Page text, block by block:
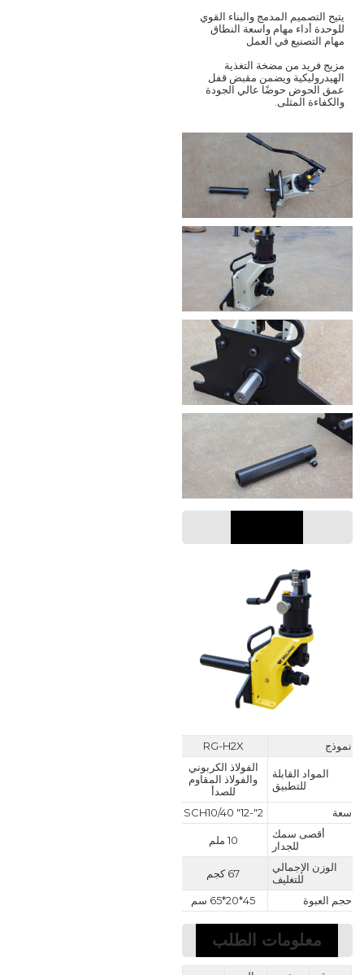
يتيح التصميم المدمج والبناء القوي
للوحدة أداء مهام واسعة النطاق
مهام التصنيع في العمل
مزيج فريد من مضخة التغذية
الهيدروليكيةويضمن مقبض قفل
عمق الحوض حوضًا عالي الجودة
والكفاءة المثلى.
نموذج RG-H2X
المواد القابلة
للتطبيق
الفولاذ الكربوني
والفولاذ المقاوم
للصدأ
سعة
2"-12" SCH10/40
أقصى سمك
للجدار
10 ملم
الوزن الإجمالي
للتغليف
67 كجم
حجم العبوة 45*20*65 سم
معلومات الطلب